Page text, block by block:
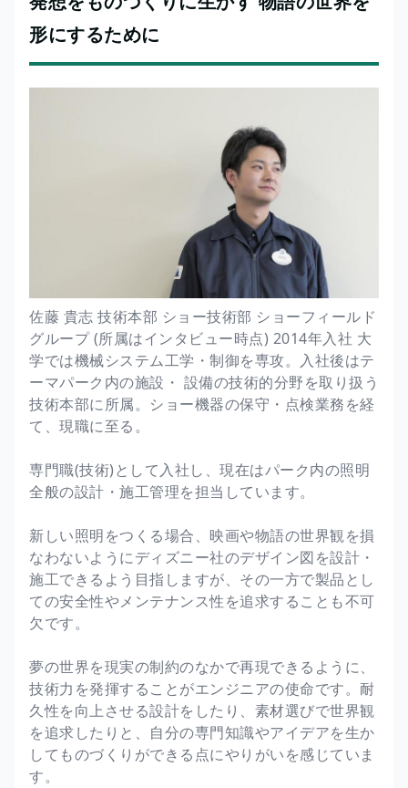
形にするために
佐藤 貴志 技術本部 ショー技術部 ショーフィールド
グループ (所属はインタビュー時点) 2014年入社 大
学では機械システム工学・制御を専攻。入社後はテ
ーマパーク内の施設・ 設備の技術的分野を取り扱う
技術本部に所属。ショー機器の保守・点検業務を経
て、現職に至る。
専門職(技術)として入社し、現在はパーク内の照明
全般の設計・施工管理を担当しています。
新しい照明をつくる場合、映画や物語の世界観を損
なわないようにディズニー社のデザイン図を設計・
施工できるよう目指しますが、その一方で製品とし
ての安全性やメンテナンス性を追求することも不可
欠です。
夢の世界を現実の制約のなかで再現できるように、
技術力を発揮することがエンジニアの使命です。耐
久性を向上させる設計をしたり、素材選びで世界観
を追求したりと、自分の専門知識やアイデアを生か
してものづくりができる点にやりがいを感じていま
す。